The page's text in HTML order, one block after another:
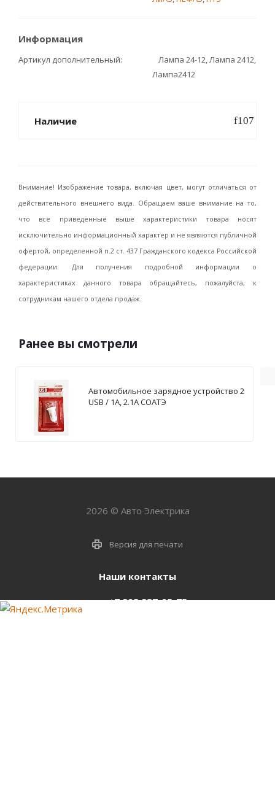
Информация
Артикул дополнительный
Лампа 24-12, Лампа 2412,
Лампа2412
Наличие
Внимание! Изображение товара, включая цвет, могут отличаться от
действительного внешнего вида. Обращаем ваше внимание на то,
что все приведённые выше характеристики товара носят
исключительно информационный характер и не являются публичной
офертой, определенной п.2 ст. 437 Гражданского кодекса Российской
федерации. Для получения подробной информации о
характеристиках данного товара обращайтесь, пожалуйста, к
сотрудникам нашего отдела продаж.
Ранее вы смотрели
Автомобильное зарядное устройство 2
USB / 1А, 2.1А СОАТЭ
2026 © Авто Электрика
Версия для печати
Наши контакты
+7 903 937-05-75